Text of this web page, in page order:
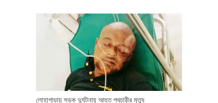
লোহাগাড়ায় সড়ক দুর্ঘটনায় আহত পথচারীর মৃত্যু